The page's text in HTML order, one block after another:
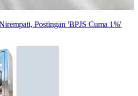
Postingan 'BPJS Cuma 1%'